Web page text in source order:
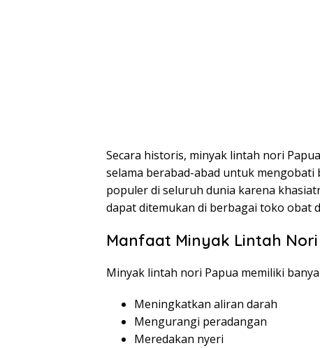
Secara historis, minyak lintah nori
selama berabad-abad untuk mengobati
populer di seluruh dunia karena
dapat ditemukan di berbagai toko obat
Manfaat Minyak Lintah
Minyak lintah nori Papua memiliki
Meningkatkan aliran darah
Mengurangi peradangan
Meredakan nyeri